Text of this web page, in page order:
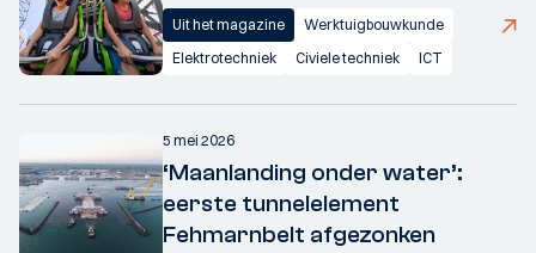
Uit het magazine
Werktuigbouwkunde
Elektrotechniek
Civiele techniek ICT
5 mei 2026
‘Maanlanding onder water’:
eerste tunnelelement
Fehmarnbelt afgezonken